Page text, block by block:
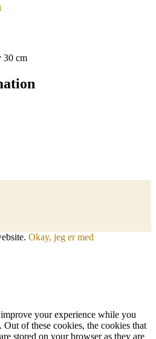
30 cm
Okay, jeg er med
your experience while you
of these cookies, the cookies that
stored on your browser as they are